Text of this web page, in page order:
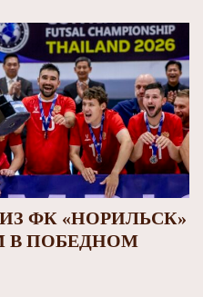
ФК «НОРИЛЬСК»
В ПОБЕДНОМ